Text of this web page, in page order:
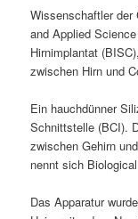
Wissenschaftler der
and Applied
Hirnimplantat
zwischen Hirn und
Ein hauchdünner
Schnittstelle (BCI).
zwischen Gehirn
nennt sich
Das Apparatur